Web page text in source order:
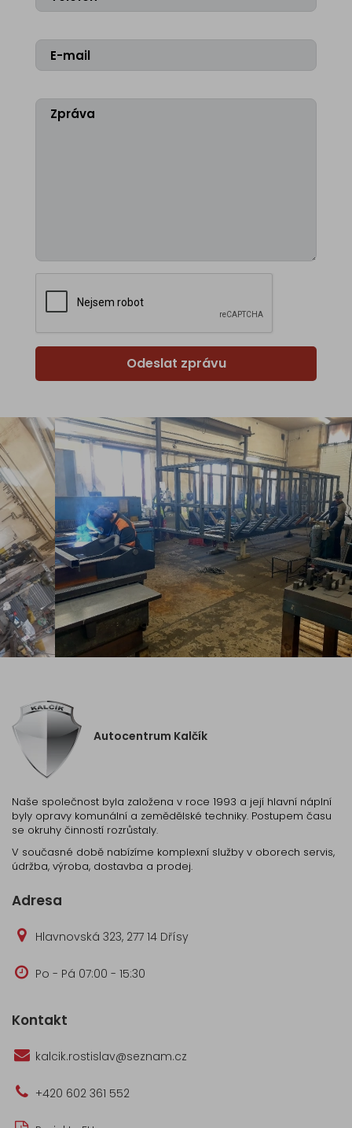
Odeslat zprávu
Autocentrum Kalčík
Naše společnost byla založena v roce 1993 a její hlavní náplní
byly opravy komunální a zemědělské techniky. Postupem času
se okruhy činností rozrůstaly.
V současné době nabízíme komplexní služby v oborech servis,
údržba, výroba, dostavba a prodej.
Adresa
Hlavnovská 323, 277 14 Dřísy
Po - Pá 07:00 - 15:30
Kontakt
kalcik.rostislav@seznam.cz
+420 602 361 552